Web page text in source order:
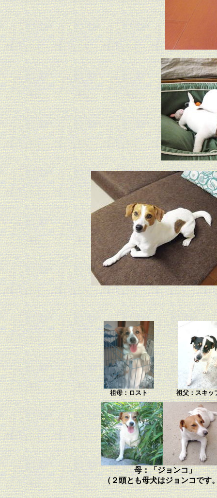
祖母：ロスト 祖父：スキッ
母：「ジョンコ」
（２頭とも母犬はジョンコです